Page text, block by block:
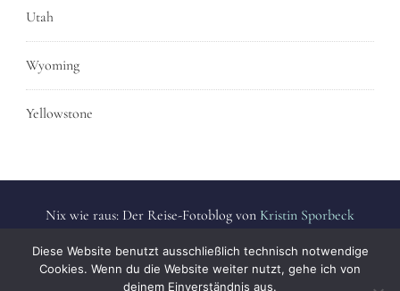
Utah
Wyoming
Yellowstone
Nix wie raus: Der Reise-Fotoblog von Kristin Sporbeck
protected by copyright.
Diese Website benutzt ausschließlich technisch notwendige
Cookies. Wenn du die Website weiter nutzt, gehe ich von
deinem Einverständnis aus.